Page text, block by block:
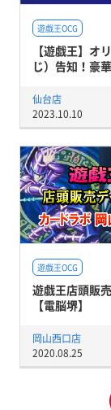
遊戯王OCG
【遊戯王】オ
じ）告知！豪
仙台店
2023.10.10
遊戯王OCG
遊戯王店頭販
【電脳堺】
岡山西口店
2020.08.25